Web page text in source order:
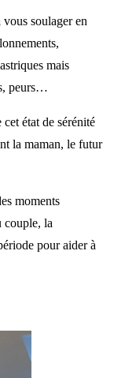
soulager en
mais
peurs…
état de sérénité
la maman, le futur
moments
couple, la
pour aider à